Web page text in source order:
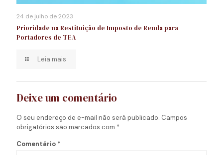
24 de julho de 2023
Prioridade na Restituição de Imposto de Renda para
Portadores de TEA
Leia mais
Deixe um comentário
O seu endereço de e-mail não será publicado. Campos
obrigatórios são marcados com *
Comentário *